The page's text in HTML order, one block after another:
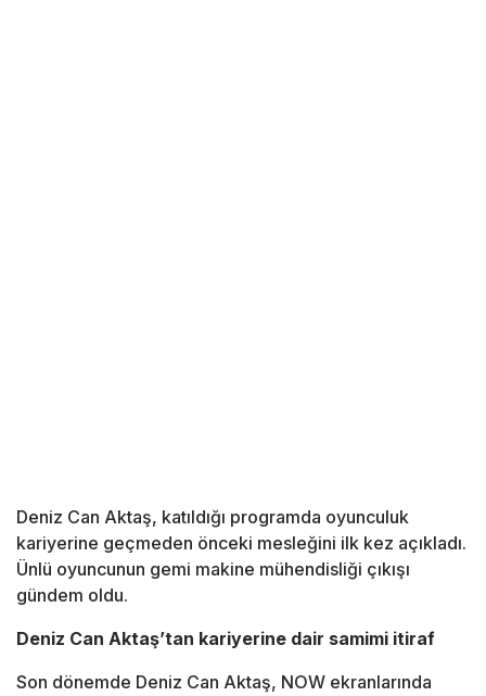
Deniz Can Aktaş, katıldığı programda oyunculuk
kariyerine geçmeden önceki mesleğini ilk kez açıkladı.
Ünlü oyuncunun gemi makine mühendisliği çıkışı
gündem oldu.
Deniz Can Aktaş’tan kariyerine dair samimi itiraf
Son dönemde Deniz Can Aktaş, NOW ekranlarında